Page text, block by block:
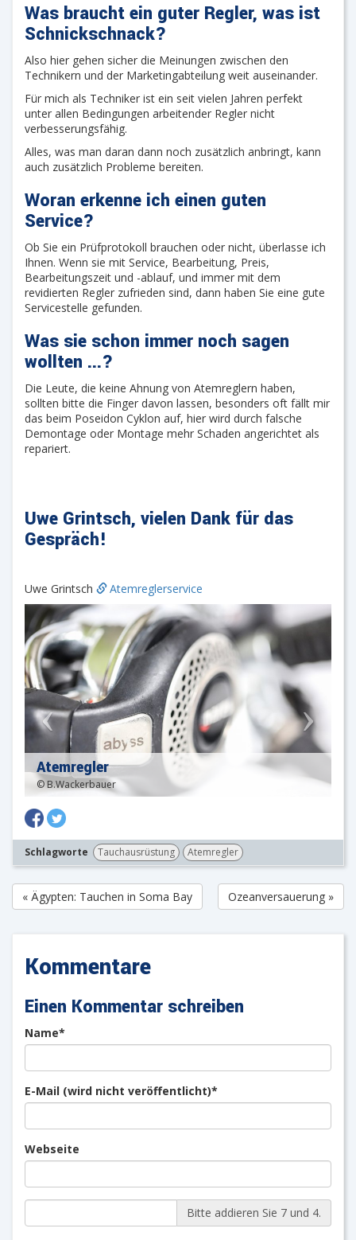
Was braucht ein guter Regler, was ist
Schnickschnack?
Also hier gehen sicher die Meinungen zwischen den
Technikern und der Marketingabteilung weit auseinander.
Für mich als Techniker ist ein seit vielen Jahren perfekt
unter allen Bedingungen arbeitender Regler nicht
verbesserungsfähig.
Alles, was man daran dann noch zusätzlich anbringt, kann
auch zusätzlich Probleme bereiten.
Woran erkenne ich einen guten
Service?
Ob Sie ein Prüfprotokoll brauchen oder nicht, überlasse ich
Ihnen. Wenn sie mit Service, Bearbeitung, Preis,
Bearbeitungszeit und -ablauf, und immer mit dem
revidierten Regler zufrieden sind, dann haben Sie eine gute
Servicestelle gefunden.
Was sie schon immer noch sagen
wollten ...?
Die Leute, die keine Ahnung von Atemreglern haben,
sollten bitte die Finger davon lassen, besonders oft fällt mir
das beim Poseidon Cyklon auf, hier wird durch falsche
Demontage oder Montage mehr Schaden angerichtet als
repariert.
Uwe Grintsch, vielen Dank für das
Gespräch!
Uwe Grintsch Atemreglerservice
Atemregler
© B.Wackerbauer
Schlagworte Tauchausrüstung Atemregler
« Ägypten: Tauchen in Soma Bay Ozeanversauerung »
Kommentare
Einen Kommentar schreiben
NamePflichtfeld
*
E-Mail (wird nicht veröffentlicht)Pflichtfeld
*
Webseite
Bitte addieren Sie 7 und 4.